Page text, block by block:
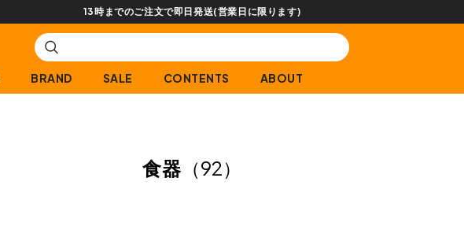
13時までのご注文で即日発送(営業日に限ります)
BRAND SALE CONTENTS ABOUT
食器 （92）